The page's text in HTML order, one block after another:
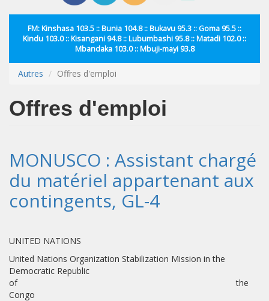
FM: Kinshasa 103.5 :: Bunia 104.8 :: Bukavu 95.3 :: Goma 95.5 ::
Kindu 103.0 :: Kisangani 94.8 :: Lubumbashi 95.8 :: Matadi 102.0 ::
Mbandaka 103.0 :: Mbuji-mayi 93.8
Autres Offres d'emploi
Offres d'emploi
MONUSCO : Assistant chargé
du matériel appartenant aux
contingents, GL-4
UNITED NATIONS
United Nations Organization Stabilization Mission in the
Democratic Republic
of the
Congo